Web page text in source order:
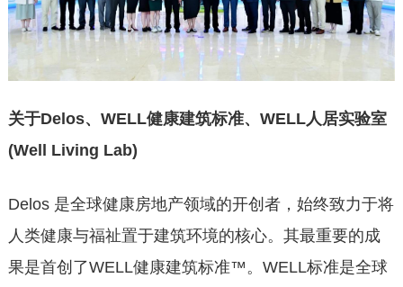
关于Delos、WELL健康建筑标准、WELL人居实验室
(Well Living Lab)
Delos 是全球健康房地产领域的开创者，始终致力于将
人类健康与福祉置于建筑环境的核心。其最重要的成
果是首创了WELL健康建筑标准™。WELL标准是全球